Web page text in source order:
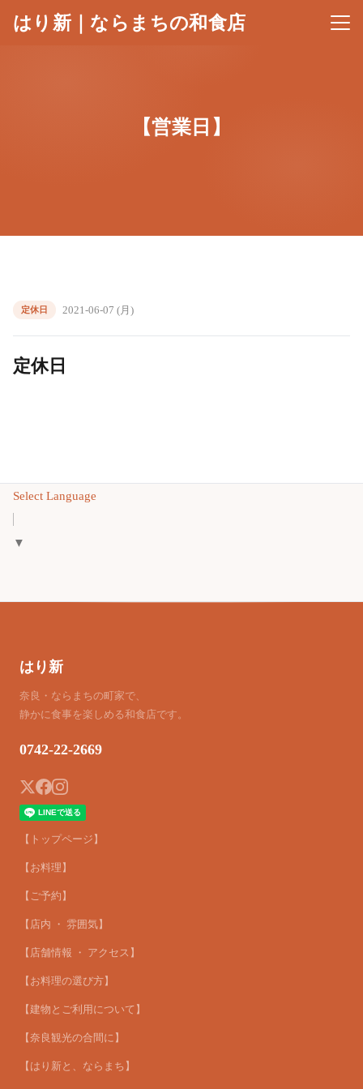
はり新｜ならまちの和食店 メニ
【営業日】
定休日 2021-06-07 (月)
定休日
Select Language
▼
はり新
奈良・ならまちの町家で、
静かに食事を楽しめる和食店です。
0742-22-2669
【トップページ】
【お料理】
【ご予約】
【店内 ・ 雰囲気】
【店舗情報 ・ アクセス】
【お料理の選び方】
【建物とご利用について】
【奈良観光の合間に】
【はり新と、ならまち】